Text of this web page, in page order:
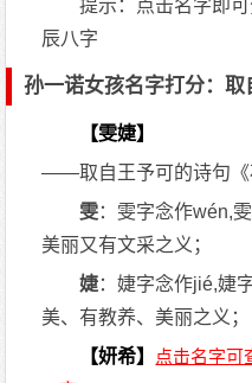
提示：点击名字即
辰八字
孙一诺女孩名字打分：取
【雯婕】
——取自王予可的诗句《
雯：雯字念作wén,
美丽又有文采之义；
婕：婕字念作jié,婕
美、有教养、美丽之义；
【妍希】